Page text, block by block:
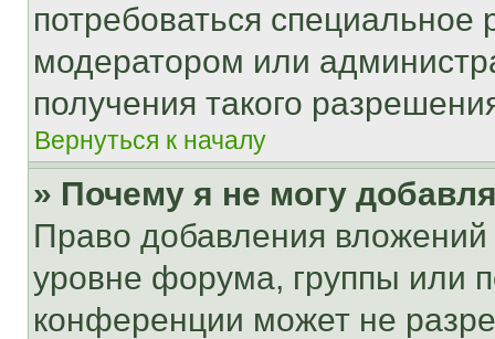
потребоваться
модератором или
получения такого
Вернуться к началу
» Почему я не могу
Право добавления
уровне форума, группы или
конференции может не